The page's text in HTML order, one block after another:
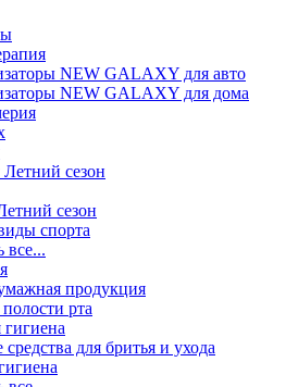
NEW GALAXY для авто
NEW GALAXY для дома
Летний сезон
сезон
спорта
все...
продукция
рта
для бритья и ухода